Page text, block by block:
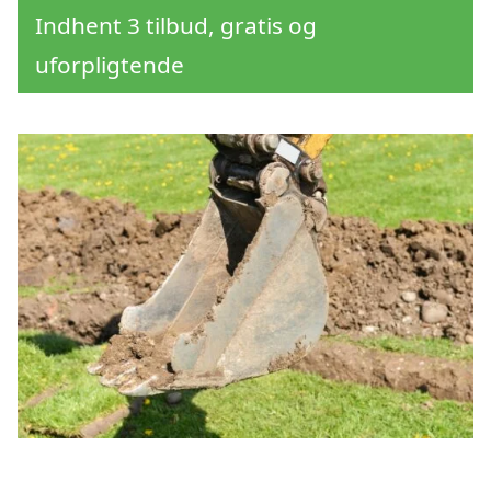
Indhent 3 tilbud, gratis og
uforpligtende